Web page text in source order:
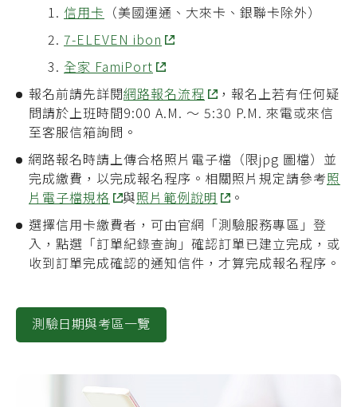
信用卡 （美國運通、大來卡、銀聯卡除外）
7-ELEVEN ibon
全家 FamiPort
報名前請先詳閱網路報名流程
，報名上若有任何疑
問請於上班時間9:00 A.M. ～ 5:30 P.M. 來電或來信
至客服信箱詢問。
網路報名時請上傳合格照片電子檔（限jpg 圖檔）並
完成繳費，以完成報名程序。相關照片規定請參考照
片電子檔規格
與照片範例說明
。
選擇信用卡繳費者，可由官網「測驗服務專區」登
入，點選「訂單紀錄查詢」確認訂單已建立完成，或
收到訂單完成確認的通知信件，才算完成報名程序。
測驗日期與考區一覽